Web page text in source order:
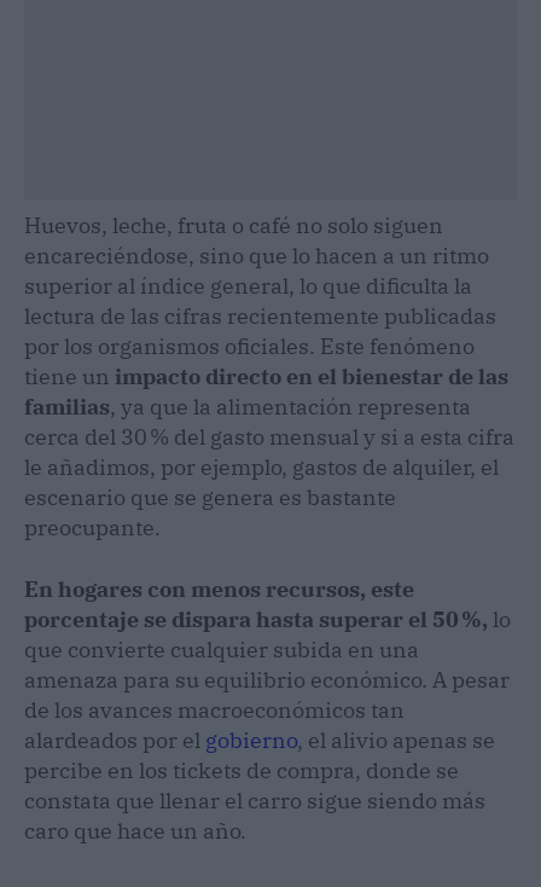
Huevos, leche, fruta o café no solo siguen
encareciéndose, sino que lo hacen a un ritmo
superior al índice general, lo que dificulta la
lectura de las cifras recientemente publicadas
por los organismos oficiales. Este fenómeno
tiene un impacto directo en el bienestar de las
familias, ya que la alimentación representa
cerca del 30 % del gasto mensual y si a esta cifra
le añadimos, por ejemplo, gastos de alquiler, el
escenario que se genera es bastante
preocupante.
En hogares con menos recursos, este
porcentaje se dispara hasta superar el 50 %, lo
que convierte cualquier subida en una
amenaza para su equilibrio económico. A pesar
de los avances macroeconómicos tan
alardeados por el gobierno, el alivio apenas se
percibe en los tickets de compra, donde se
constata que llenar el carro sigue siendo más
caro que hace un año.